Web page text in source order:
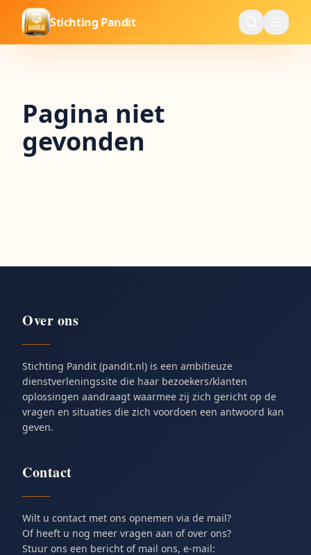
Stichting Pandit
Pagina niet
gevonden
Over ons
Stichting Pandit (pandit.nl) is een ambitieuze
dienstverleningssite die haar bezoekers/klanten
oplossingen aandraagt waarmee zij zich gericht op de
vragen en situaties die zich voordoen een antwoord kan
geven.
Contact
Wilt u contact met ons opnemen via de mail?
Of heeft u nog meer vragen aan of over ons?
Stuur ons een bericht of mail ons, e-mail: